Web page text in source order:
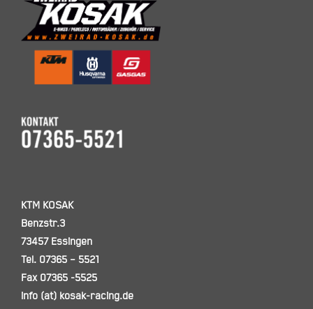
KTM KOSAK
Benzstr.3
73457 Essingen
Tel. 07365 – 5521
Fax 07365 -5525
info (at) kosak-racing.de